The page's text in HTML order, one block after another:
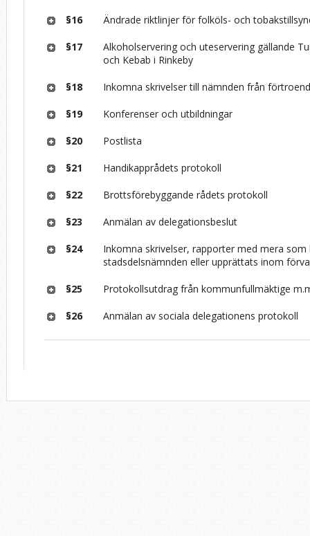
§16 Ändrade riktlinjer för folköls- och
§17
Alkoholservering och uteservering gällande
och Kebab i Rinkeby
§18 Inkomna skrivelser till nämnden från
§19 Konferenser och utbildningar
§20 Postlista
§21 Handikapprådets protokoll
§22 Brottsförebyggande rådets protokoll
§23 Anmälan av delegationsbeslut
§24
Inkomna skrivelser, rapporter med mera
stadsdelsnämnden eller upprättats inom
§25 Protokollsutdrag från kommunfullmäktige
§26 Anmälan av sociala delegationens protokoll